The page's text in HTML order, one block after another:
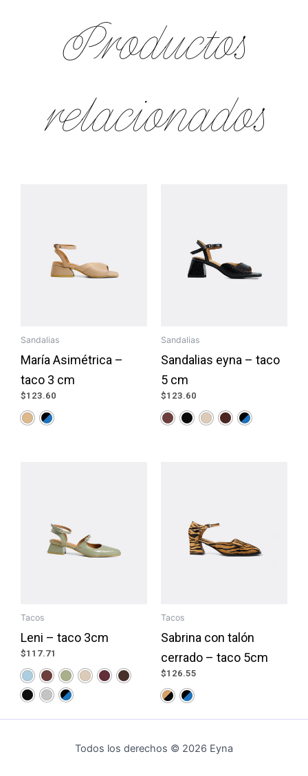
Productos
relacionados
Sandalias
María Asimétrica –
taco 3 cm
$123.60
Sandalias
Sandalias eyna – taco
5 cm
$123.60
Tacos
Leni – taco 3cm
$117.71
Tacos
Sabrina con talón
cerrado – taco 5cm
$126.55
Todos los derechos © 2026 Eyna